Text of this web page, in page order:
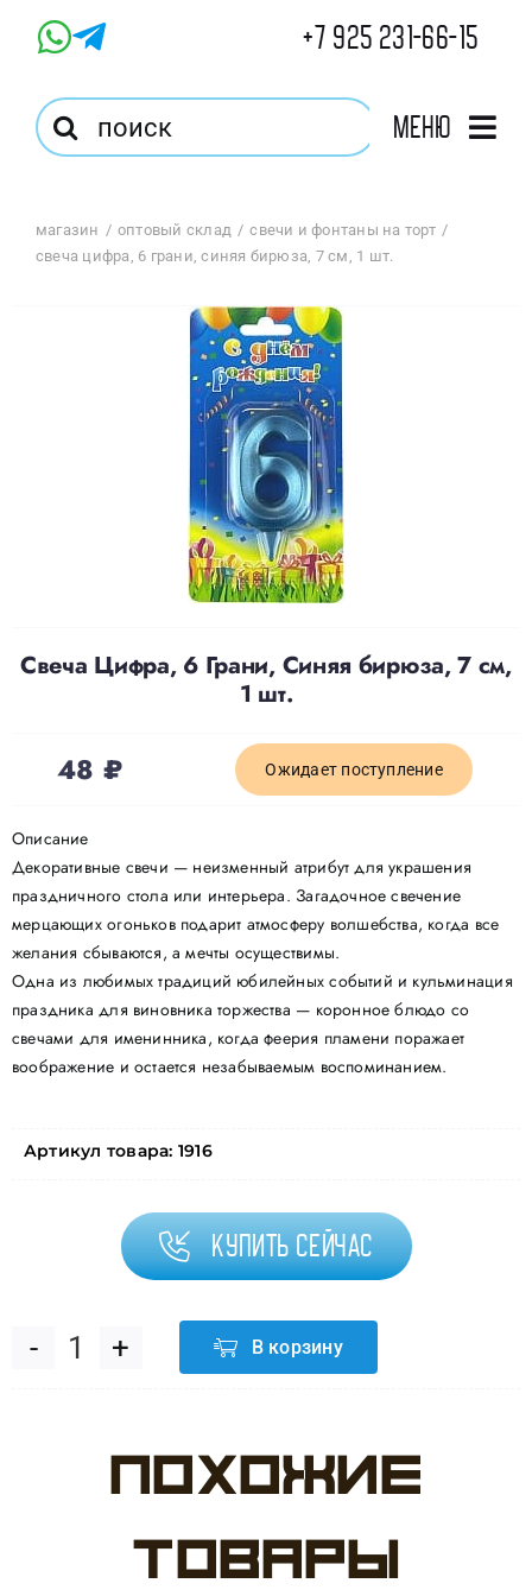
+7 925 231-66-15
Результат
поиска:
Меню
Магазин
Оптовый Магазин
О нас
Политика конфиденциальности
магазин оптовый склад
свечи и фонтаны на торт
свеча цифра, 6 грани, синяя бирюза, 7 см, 1 шт.
Свеча Цифра, 6 Грани, Синяя бирюза, 7 см,
1 шт.
48 ₽ Ожидает поступление
Описание
Декоративные свечи — неизменный атрибут для украшения
праздничного стола или интерьера. Загадочное свечение
мерцающих огоньков подарит атмосферу волшебства, когда все
желания сбываются, а мечты осуществимы.
Одна из любимых традиций юбилейных событий и кульминация
праздника для виновника торжества — коронное блюдо со
свечами для именинника, когда феерия пламени поражает
воображение и остается незабываемым воспоминанием.
Артикул товара: 1916
Купить сейчас
Количество
Свеча
В корзину
Похожие
товары